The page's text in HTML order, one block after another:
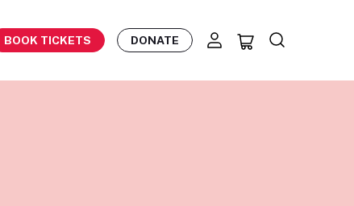
BOOK TICKETS DONATE